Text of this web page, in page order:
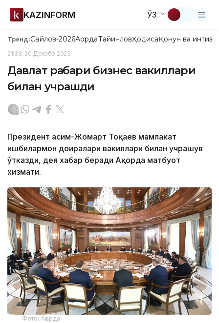
KAZINFORM ЎЗ
Тренд:Сайлов-2026АқордаТайинловҲодисаҚонун ва
21:33, 20 Декабр 2023
Давлат раҳбари бизнес вакиллари
билан учрашди
Президент Қасим-Жомарт Тоқаев мамлакат
ишбилармон доиралари вакиллари билан учрашув
ўтказди, дея хабар беради Ақорда матбуот
хизмати.
Фото: Ақорда